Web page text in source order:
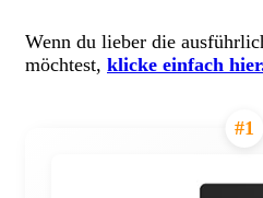
Wenn du lieber die
möchtest, klicke einfach
#1